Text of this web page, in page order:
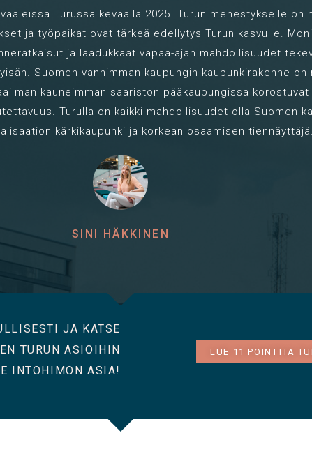
Turussa keväällä 2025. Turun menestykselle on
ja työpaikat ovat tärkeä edellytys Turun kasvulle.
ja laadukkaat vapaa-ajan mahdollisuudet
Suomen vanhimman kaupungin kaupunkirakenne on
kauneimman saariston pääkaupungissa
Turulla on kaikki mahdollisuudet olla Suomen
kärkikaupunki ja korkean osaamisen tiennäyttäjä.
SINI HÄKKINEN
JA KATSE
TURUN ASIOIHIN
INTOHIMON ASIA!
LUE 11 POINTTIA